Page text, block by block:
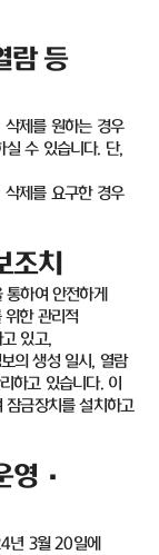
람 등
삭제를 원하는 경우
실 수 있습니다. 단,
삭제를 요구한 경우
조치
하여 안전하게
위한 관리적
있고,
의 생성 일시 , 열람
하고 있습니다. 이
잠금장치를 설치하고
영·
년 3월20일에